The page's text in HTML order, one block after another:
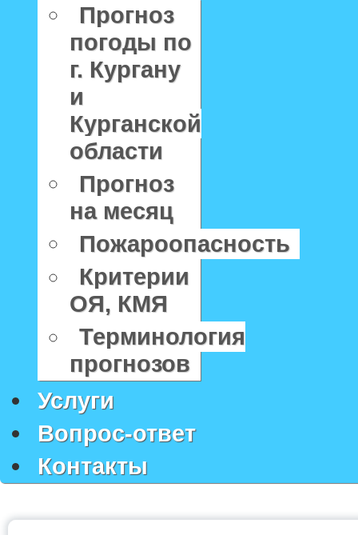
Прогноз
погоды по
г. Кургану
и
Курганской
области
Прогноз
на месяц
Пожароопасность
Критерии
ОЯ, КМЯ
Терминология
прогнозов
Услуги
Вопрос-ответ
Контакты